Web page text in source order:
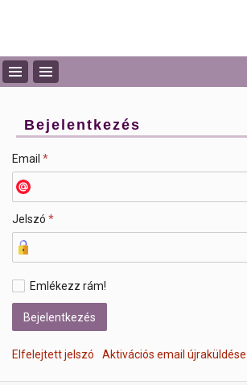
Bejelentkezés
Email *
Jelszó *
Emlékezz rám!
Elfelejtett jelszó Aktivációs email újraküldése